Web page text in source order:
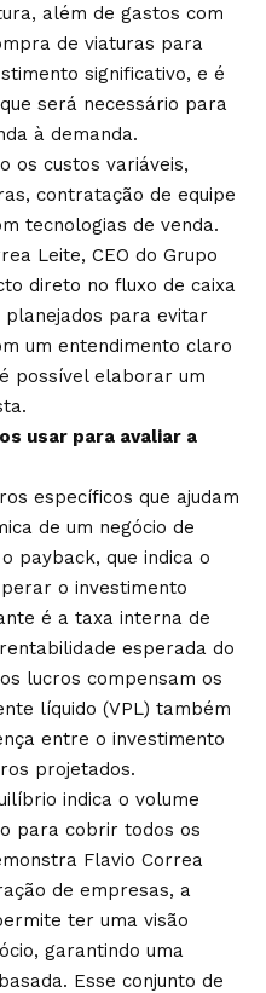
além de gastos com
de viaturas para
significativo, e é
será necessário para
à demanda.
os custos variáveis,
contratação de equipe
tecnologias de venda.
Leite, CEO do Grupo
direto no fluxo de caixa
para evitar
um entendimento claro
possível elaborar um
usar para avaliar a
específicos que ajudam
de um negócio de
payback, que indica o
o investimento
é a taxa interna de
esperada do
lucros compensam os
líquido (VPL) também
entre o investimento
projetados.
indica o volume
para cobrir todos os
Flavio Correa
de empresas, a
ter uma visão
garantindo uma
Esse conjunto de